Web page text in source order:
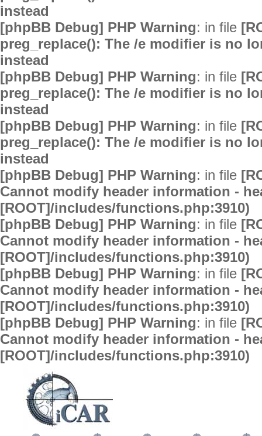
instead
[phpBB Debug] PHP Warning: in file
preg_replace(): The /e modifier is no
instead
[phpBB Debug] PHP Warning: in file
preg_replace(): The /e modifier is no
instead
[phpBB Debug] PHP Warning: in file
preg_replace(): The /e modifier is no
instead
[phpBB Debug] PHP Warning: in file
Cannot modify header information -
[ROOT]/includes/functions.php:3910)
[phpBB Debug] PHP Warning: in file
Cannot modify header information -
[ROOT]/includes/functions.php:3910)
[phpBB Debug] PHP Warning: in file
Cannot modify header information -
[ROOT]/includes/functions.php:3910)
[phpBB Debug] PHP Warning: in file
Cannot modify header information -
[ROOT]/includes/functions.php:3910)